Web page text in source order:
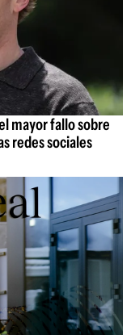
mayor fallo sobre
redes sociales